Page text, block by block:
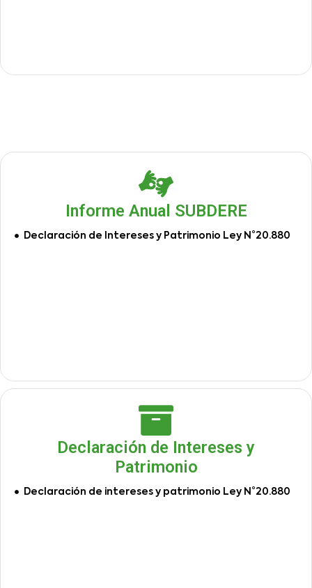
Informe Anual SUBDERE
Declaración de Intereses y Patrimonio Ley N°20.880
Declaración de Intereses y
Patrimonio
Declaración de intereses y patrimonio Ley N°20.880